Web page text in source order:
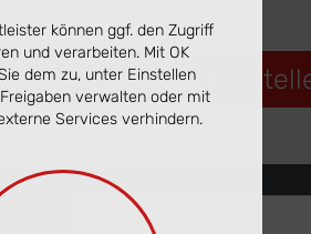
& online
Deine eMail Adresse
können ggf. den Zugriff
und verarbeiten. Mit OK
dem zu, unter Einstellen
verwalten oder mit
Services verhindern.